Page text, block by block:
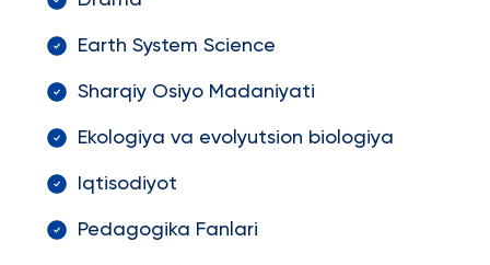
Earth System Science
Sharqiy Osiyo Madaniyati
Ekologiya va evolyutsion biologiya
Iqtisodiyot
Pedagogika Fanlari